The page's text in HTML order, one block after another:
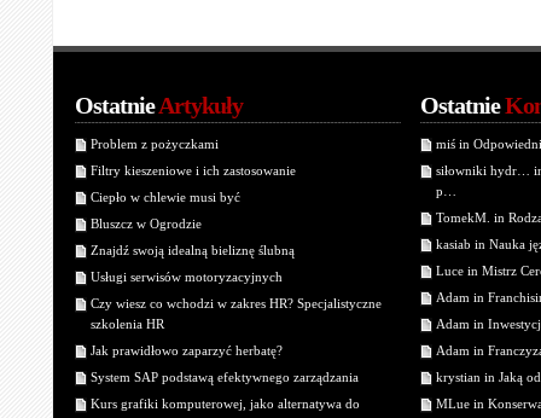
OstatnieArtykuły
Problem z pożyczkami
Filtry kieszeniowe i ich zastosowanie
Ciepło w chlewie musi być
Bluszcz w Ogrodzie
Znajdź swoją idealną bieliznę ślubną
Usługi serwisów motoryzacyjnych
Czy wiesz co wchodzi w zakres HR? Specjalistyczne
szkolenia HR
Jak prawidłowo zaparzyć herbatę?
System SAP podstawą efektywnego zarządzania
Kurs grafiki komputerowej, jako alternatywa do
Ostatnie
miś in
siłowniki hydr…
p…
TomekM. in
kasiab in Nauka
Luce in Mistrz
Adam in
Adam in
Adam in
krystian in Jaką
MLue in